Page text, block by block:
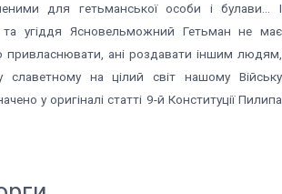
для гетьманської особи і булави… І
та угіддя Ясновельможний Гетьман не має
привласнювати, ані роздавати іншим людям,
на цілий світ нашому Війську
у оригіналі статті 9-й Конституції Пилипа